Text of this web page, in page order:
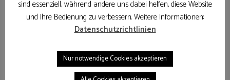
4. April 2020
sind essenziell, während andere uns dabei helfen, diese Website
und Ihre Bedienung zu verbessern. Weitere Informationen:
Datenschutzrichtlinien
Nur notwendige Cookies akzeptieren